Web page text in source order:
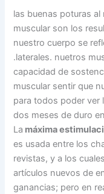
las buenas poturas
muscular son los
nuestro cuerpo se
.laterales. nuetros
capacidad de
muscular sentir que
para todos poder ver
dos meses de duro
La máxima
es usada entre los
revistas, y a los
artículos nuevos de
ganancias; pero en